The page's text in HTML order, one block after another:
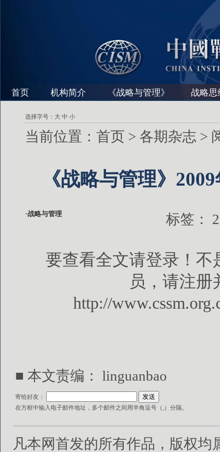
首页 机构简介 《战略与管理》 战略思
选择字号： 大 中 小
当前位置： 首页 > 各期杂志 >
《战略与管理》
·战略与管理 标签：
要查看全文请登录！不
员，请注册
http://
■ 本文责编： linguanbao
寄给好友：
在方框中输入电子邮件地址，多个邮件之间用半角逗号（,）分隔。
凡本网首发的所有作品，版权